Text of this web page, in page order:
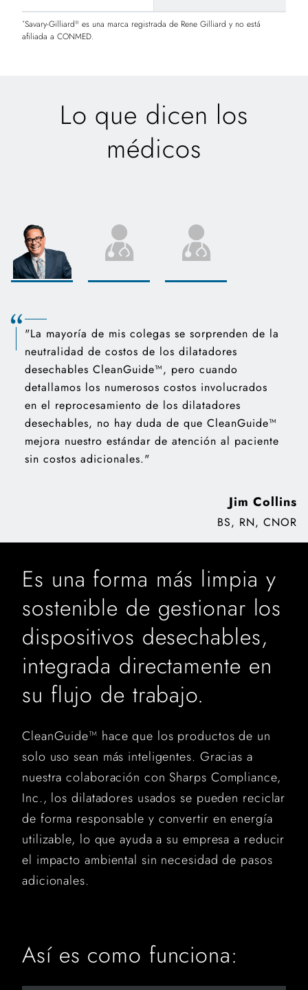
*Savary-Gilliard® es una marca registrada de Rene Gilliard y no está
afiliada a CONMED.
Lo que dicen los
médicos
"La mayoría de mis colegas se sorprenden de la
neutralidad de costos de los dilatadores
desechables CleanGuide™, pero cuando
detallamos los numerosos costos involucrados
en el reprocesamiento de los dilatadores
desechables, no hay duda de que CleanGuide™
mejora nuestro estándar de atención al paciente
sin costos adicionales."
Jim Collins
BS, RN, CNOR
Es una forma más limpia y
sostenible de gestionar los
dispositivos desechables,
integrada directamente en
su flujo de trabajo.
CleanGuide™ hace que los productos de un
solo uso sean más inteligentes. Gracias a
nuestra colaboración con Sharps Compliance,
Inc., los dilatadores usados ​​se pueden reciclar
de forma responsable y convertir en energía
utilizable, lo que ayuda a su empresa a reducir
el impacto ambiental sin necesidad de pasos
adicionales.
Así es como funciona: